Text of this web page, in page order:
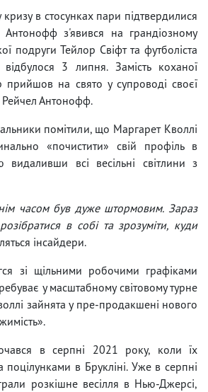
в стосунках пари підтвердилися
з'явився на грандіозному
подруги Тейлор Свіфт та футболіста
відбулося 3 липня. Замість коханої
на свято у супроводі своєї
Рейчел Антонофф.
помітили, що Маргарет Кволлі
«почистити» свій профіль в
видаливши всі весільні світлини з
часом був дуже штормовим. Зараз
в собі та зрозуміти, куди
інсайдери.
зі щільними робочими графіками
у масштабному світовому турне
зайнята у пре-продакшені нового
в серпні 2021 року, коли їх
в Брукліні. Уже в серпні
розкішне весілля в Нью-Джерсі,